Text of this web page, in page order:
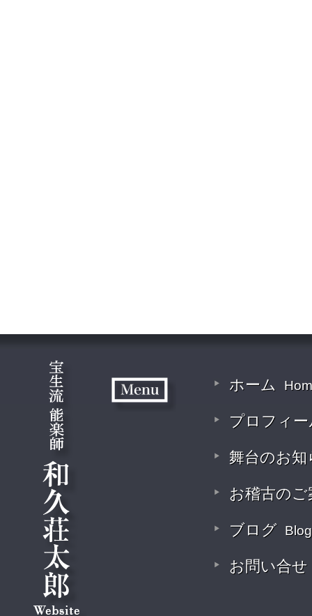
ホーム
プロフィ
舞台のお
お稽古の
ブログ Blog
お問い合せ